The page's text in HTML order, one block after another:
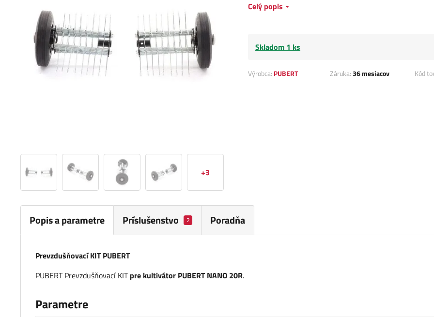
+3
Celý popis
Skladom 1 ks
Výrobca: PUBERT Záruka:36 mesiacov Kód
Popis a parametre Príslušenstvo 2 Poradňa
Prevzdušňovací KIT PUBERT
PUBERT Prevzdušňovací KITpre kultivátor PUBERT NANO 20R.
Parametre